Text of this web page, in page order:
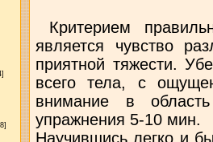
Критерием
является чувство
приятной тяжести.
всего тела, с
внимание в
упражнения 5-10 мин.
Научившись легко и